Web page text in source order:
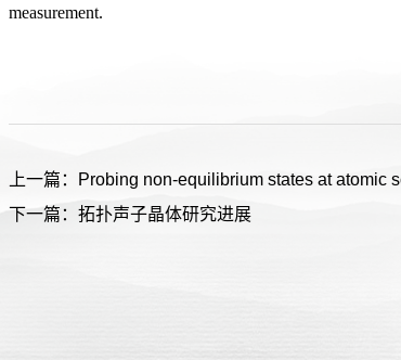
measurement.
上一篇：Probing non-equilibrium states at
下一篇：拓扑声子晶体研究进展